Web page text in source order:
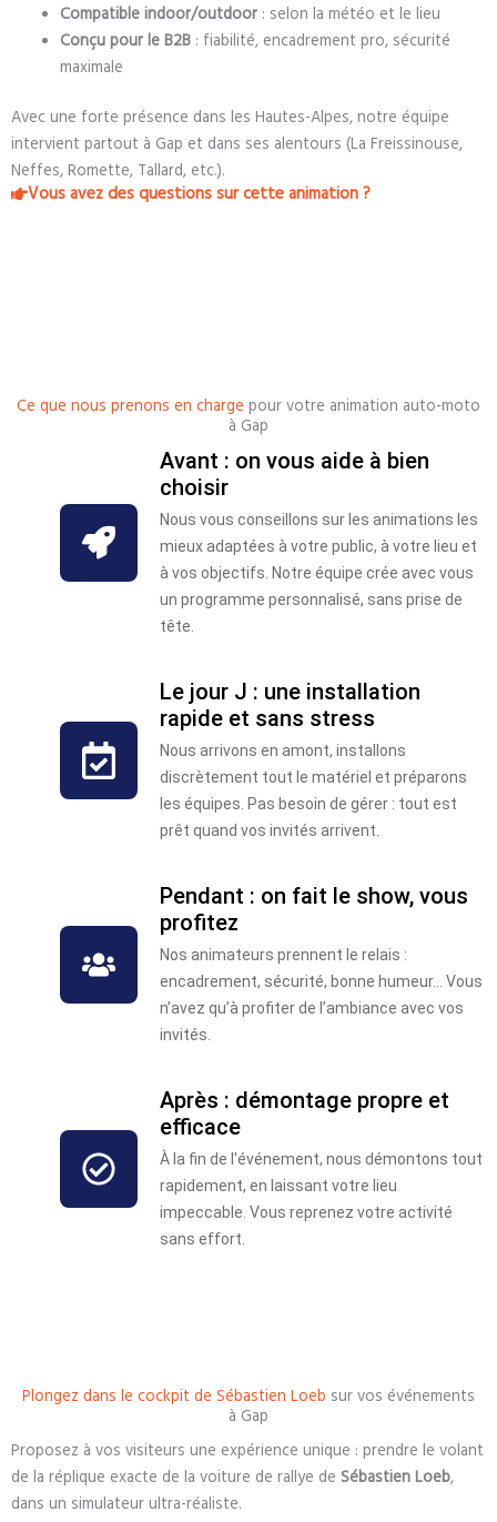
Compatible indoor/outdoor: selon la météo et le lieu
Conçu pour le B2B: fiabilité, encadrement pro, sécurité
maximale
Avec une forte présence dans les Hautes-Alpes, notre équipe
intervient partout à Gap et dans ses alentours (La Freissinouse,
Neffes, Romette, Tallard, etc.).
Vous avez des questions sur cette animation ?
Ce que nous prenons en charge pour votre animation auto-moto
à Gap
Avant : on vous aide à bien
choisir
Nous vous conseillons sur les animations les
mieux adaptées à votre public, à votre lieu et
à vos objectifs. Notre équipe crée avec vous
un programme personnalisé, sans prise de
tête.
Le jour J : une installation
rapide et sans stress
Nous arrivons en amont, installons
discrètement tout le matériel et préparons
les équipes. Pas besoin de gérer : tout est
prêt quand vos invités arrivent.
Pendant : on fait le show, vous
profitez
Nos animateurs prennent le relais :
encadrement, sécurité, bonne humeur… Vous
n’avez qu’à profiter de l’ambiance avec vos
invités.
Après : démontage propre et
efficace
À la fin de l'événement, nous démontons tout
rapidement, en laissant votre lieu
impeccable. Vous reprenez votre activité
sans effort.
Plongez dans le cockpit de Sébastien Loeb sur vos événements
à Gap
Proposez à vos visiteurs une expérience unique : prendre le volant
de la réplique exacte de la voiture de rallye de Sébastien Loeb,
dans un simulateur ultra-réaliste.